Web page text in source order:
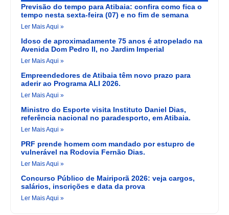
Previsão do tempo para Atibaia: confira como fica o
tempo nesta sexta-feira (07) e no fim de semana
Ler Mais Aqui »
Idoso de aproximadamente 75 anos é atropelado na
Avenida Dom Pedro II, no Jardim Imperial
Ler Mais Aqui »
Empreendedores de Atibaia têm novo prazo para
aderir ao Programa ALI 2026.
Ler Mais Aqui »
Ministro do Esporte visita Instituto Daniel Dias,
referência nacional no paradesporto, em Atibaia.
Ler Mais Aqui »
PRF prende homem com mandado por estupro de
vulnerável na Rodovia Fernão Dias.
Ler Mais Aqui »
Concurso Público de Mairiporã 2026: veja cargos,
salários, inscrições e data da prova
Ler Mais Aqui »